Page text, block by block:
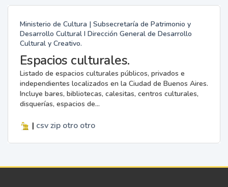
Ministerio de Cultura | Subsecretaría de Patrimonio y
Desarrollo Cultural I Dirección General de Desarrollo
Cultural y Creativo.
Espacios culturales.
Listado de espacios culturales públicos, privados e
independientes localizados en la Ciudad de Buenos Aires.
Incluye bares, bibliotecas, calesitas, centros culturales,
disquerías, espacios de...
| csv zip otro otro